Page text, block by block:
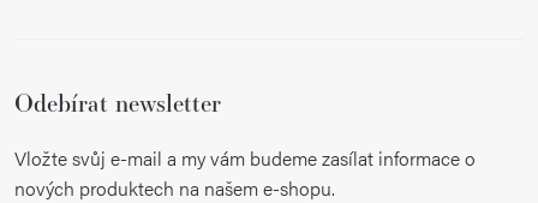
Odebírat newsletter
Vložte svůj e-mail a my vám budeme zasílat informace o
nových produktech na našem e-shopu.